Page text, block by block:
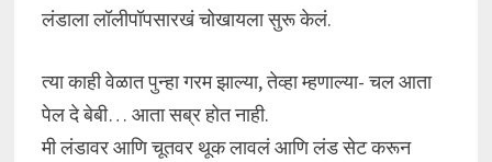
लंडाला लॉलीपॉपसारखं चोखायला सुरू केलं.
त्या काही वेळात पुन्हा गरम झाल्या, तेव्हा म्हणाल्या- चल आता
पेल दे बेबी… आता सब्र होत नाही.
मी लंडावर आणि चूतवर थूक लावलं आणि लंड सेट करून